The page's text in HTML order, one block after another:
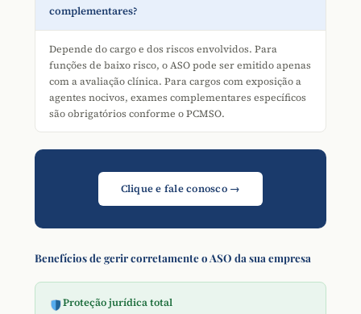
complementares?
Depende do cargo e dos riscos envolvidos. Para
funções de baixo risco, o ASO pode ser emitido apenas
com a avaliação clínica. Para cargos com exposição a
agentes nocivos, exames complementares específicos
são obrigatórios conforme o PCMSO.
Clique e fale conosco →
Benefícios de gerir corretamente o ASO da sua empresa
Proteção jurídica total